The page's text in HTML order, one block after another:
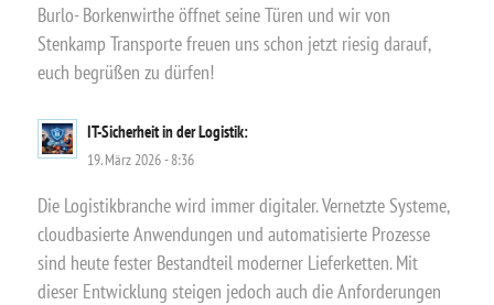
Burlo- Borkenwirthe öffnet seine Türen und wir von
Stenkamp Transporte freuen uns schon jetzt riesig darauf,
euch begrüßen zu dürfen!
IT-Sicherheit in der Logistik:
19. März 2026 - 8:36
Die Logistikbranche wird immer digitaler. Vernetzte Systeme,
cloudbasierte Anwendungen und automatisierte Prozesse
sind heute fester Bestandteil moderner Lieferketten. Mit
dieser Entwicklung steigen jedoch auch die Anforderungen